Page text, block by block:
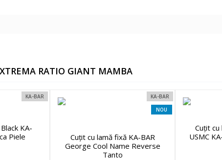
RATIO GIANT MAMBA
KA-BAR
KA-
Piele
KA-BAR
Cuțit cu lamă fixă KA-BAR
George Cool Name Reverse
Tanto
NOU
Cuțit cu
USMC